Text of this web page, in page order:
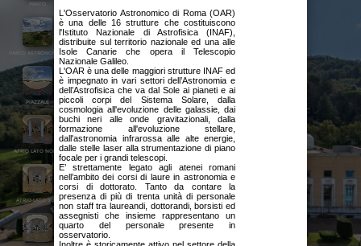
PRATO
PARCO ASTRONOMICO
PIAZZALE
ATRIO LATO NORD
ATRIO LATO SUD
L'Osservatorio Astronomico di Roma (OAR)
è una delle 16 strutture che costituiscono
l'Istituto Nazionale di Astrofisica (INAF),
distribuite sul territorio nazionale ed una alle
Isole Canarie che opera il Telescopio
Nazionale Galileo.
L'OAR è una delle maggiori strutture INAF ed
è impegnato in vari settori dell’Astronomia e
dell’Astrofisica che va dal Sole ai pianeti e ai
piccoli corpi del Sistema Solare, dalla
cosmologia all'evoluzione delle galassie, dai
buchi neri alle onde gravitazionali, dalla
formazione all'evoluzione stellare,
dall'astronomia infrarossa alle alte energie,
dalle stelle laser alla strumentazione di piano
focale per i grandi telescopi.
E’ strettamente legato agli atenei romani
nell’ambito dei corsi di laure in astronomia e
corsi di dottorato. Tanto da contare la
presenza di più di trenta unità di personale
non staff tra laureandi, dottorandi, borsisti ed
assegnisti che insieme rappresentano un
quarto del personale presente in
osservatorio.